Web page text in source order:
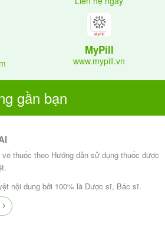
MyPill
www.mypill.vn
gần bạn
thuốc theo Hướng dẫn sử dụng thuốc được
nội dung bởi 100% là Dược sĩ, Bác sĩ.